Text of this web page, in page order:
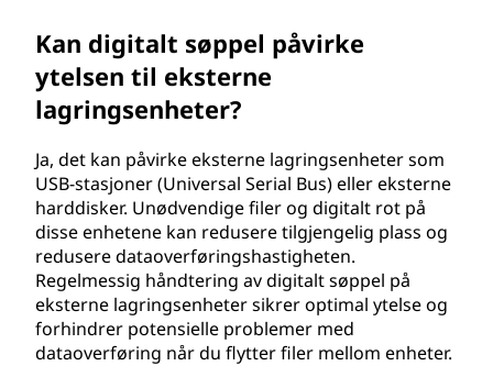
Kan digitalt søppel påvirke
ytelsen til eksterne
lagringsenheter?
Ja, det kan påvirke eksterne lagringsenheter som
USB-stasjoner (Universal Serial Bus) eller eksterne
harddisker. Unødvendige filer og digitalt rot på
disse enhetene kan redusere tilgjengelig plass og
redusere dataoverføringshastigheten.
Regelmessig håndtering av digitalt søppel på
eksterne lagringsenheter sikrer optimal ytelse og
forhindrer potensielle problemer med
dataoverføring når du flytter filer mellom enheter.